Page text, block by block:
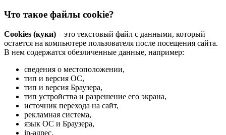
Что такое файлы cookie?
Cookies (куки) – это текстовый файл с данными, который
остается на компьютере пользователя после посещения сайта.
В нем содержатся обезличенные данные, например:
сведения о местоположении,
тип и версия ОС,
тип и версия Браузера,
тип устройства и разрешение его экрана,
источник перехода на сайт,
рекламная система,
язык ОС и Браузера,
ip-адрес,